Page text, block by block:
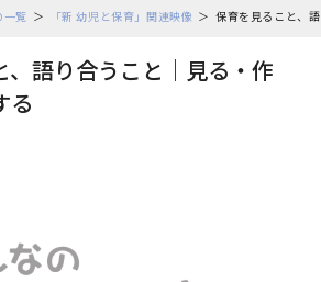
一覧 「新 幼児と保育」関連映像 保育を見ること、
、語り合うこと｜見る・作
る